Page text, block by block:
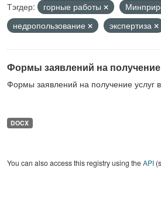
Тэгдер:
горные работы
недропользование
экспертиза
Формы заявлений на
Формы заявлений на получение
DOCX
You can also access this registry using theAPI